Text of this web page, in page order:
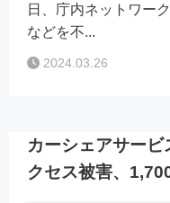
日、庁内ネットワー
などを不...
2024.03.26
カーシェアサー
クセス被害、